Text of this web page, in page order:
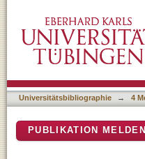
Universitätsbibliographie → 4
PUBLIKATION MELDEN